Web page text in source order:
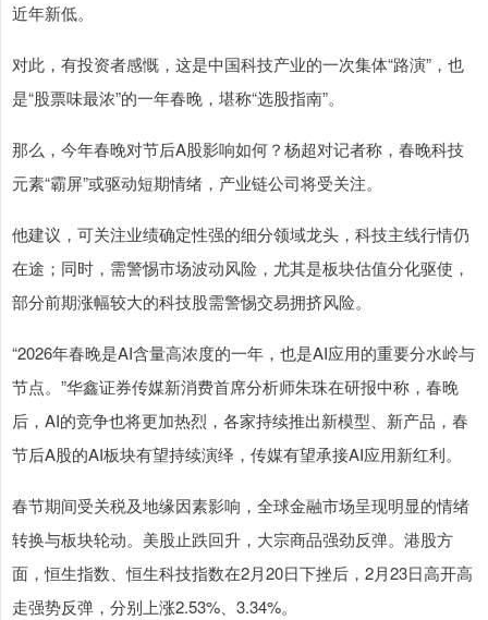
近年新低。
对此，有投资者感慨，这是中国科技产业的一次集体“路演”，也
是“股票味最浓”的一年春晚，堪称“选股指南”。
那么，今年春晚对节后A股影响如何？杨超对记者称，春晚科技
元素“霸屏”或驱动短期情绪，产业链公司将受关注。
他建议，可关注业绩确定性强的细分领域龙头，科技主线行情仍
在途；同时，需警惕市场波动风险，尤其是板块估值分化驱使，
部分前期涨幅较大的科技股需警惕交易拥挤风险。
“2026年春晚是AI含量高浓度的一年，也是AI应用的重要分水岭与
节点。”华鑫证券传媒新消费首席分析师朱珠在研报中称，春晚
后，AI的竞争也将更加热烈，各家持续推出新模型、新产品，春
节后A股的AI板块有望持续演绎，传媒有望承接AI应用新红利。
春节期间受关税及地缘因素影响，全球金融市场呈现明显的情绪
转换与板块轮动。美股止跌回升，大宗商品强劲反弹。港股方
面，恒生指数、恒生科技指数在2月20日下挫后，2月23日高开高
走强势反弹，分别上涨2.53%、3.34%。